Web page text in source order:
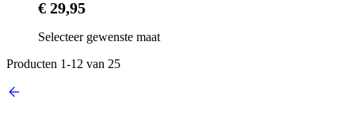
€ 29,95
Selecteer gewenste maat
Producten 1-12 van 25